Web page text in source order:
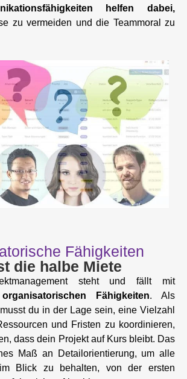
helfen dabei,
zu vermeiden und die Teammoral zu
Fähigkeiten
die halbe Miete
steht und fällt mit
Fähigkeiten. Als
du in der Lage sein, eine Vielzahl
und Fristen zu koordinieren,
dass dein Projekt auf Kurs bleibt. Das
Maß an Detailorientierung, um alle
im Blick zu behalten, von der ersten